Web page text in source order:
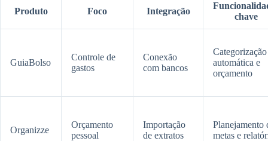
Produto Foco Integração
chave
GuiaBolso
Controle de
gastos
Conexão
com bancos
Categorização
automática e
orçamento
Organizze
Orçamento
pessoal
Importação
de extratos
Planejamento
metas e